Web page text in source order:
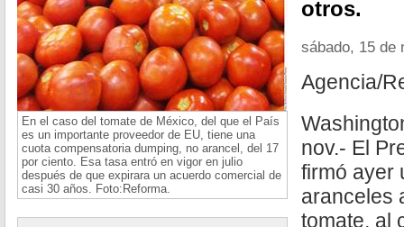
En el caso del tomate de México, del que el País
es un importante proveedor de EU, tiene una
cuota compensatoria dumping, no arancel, del 17
por ciento. Esa tasa entró en vigor en julio
después de que expirara un acuerdo comercial de
casi 30 años. Foto:Reforma.
otros.
sábado, 15 de
Agencia/
nov.- El
firmó ayer
aranceles
tomate, al